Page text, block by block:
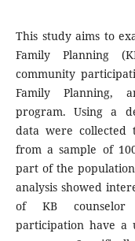
This study aims to
Family Planning
community
Family Planning,
program. Using a
data were collected
from a sample of
part of the
analysis showed
of KB counselor
participation have a